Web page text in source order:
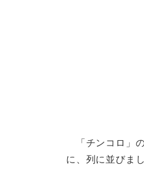
「チンコロ」
に、列に並びまし